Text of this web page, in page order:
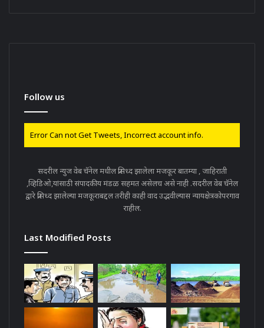
Follow us
Error Can not Get Tweets, Incorrect account info.
सदरील न्युज वेब चॅनेल मधील प्रसिध्द झालेला मजकूर बातम्या , जाहिराती
,व्हिडिओ,यांसाठी संपादकीय मंडळ सहमत असेलच असे नाही .सदरील वेब चॅनेल
द्वारे प्रसिध्द झालेल्या मजकूराबद्दल तरीही काही वाद उद्भवील्यास न्यायक्षेत्रकोपरगाव
राहील.
Last Modified Posts